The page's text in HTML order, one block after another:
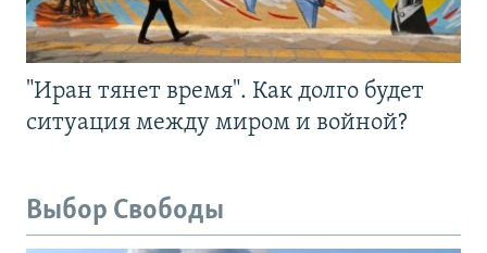
"Иран тянет время". Как долго будет
ситуация между миром и войной?
Выбор Свободы